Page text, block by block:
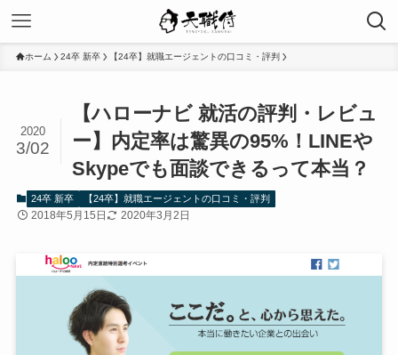
ホーム 24卒 新卒 【24卒】就職エージェントの口コミ・評判
【ハローナビ 就活の評判・レビュ
ー】内定率は驚異の95%！LINEや
Skypeでも面談できるって本当？
2020
3/02
24卒 新卒 【24卒】就職エージェントの口コミ・評判
2018年5月15日 2020年3月2日